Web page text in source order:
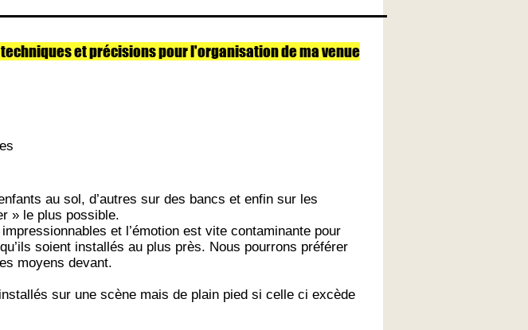
et précisions pour l'organisation de ma venue
au sol, d’autres sur des bancs et enfin sur les
» le plus possible.
et l’émotion est vite contaminante pour
soient installés au plus près. Nous pourrons préférer
moyens devant.
sur une scène mais de plain pied si celle ci excède